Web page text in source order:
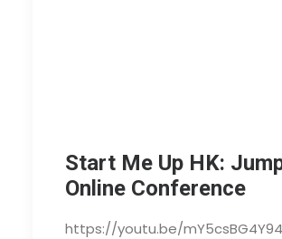
Start Me Up HK:
Online Conference
https://youtu.be/mY5csBG4Y94